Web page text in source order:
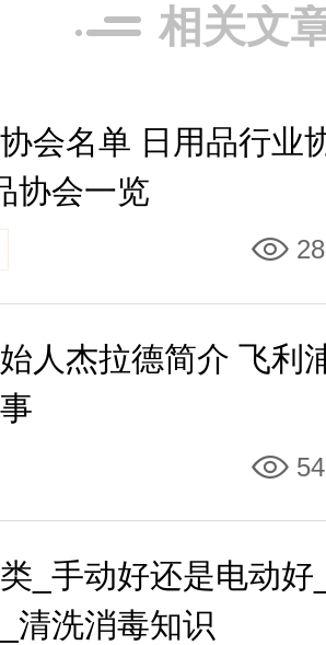
相关文
会名单 日用品行业
协会一览
人杰拉德简介 飞利
_手动好还是电动好
清洗消毒知识